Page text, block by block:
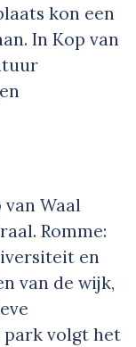
kon een
In Kop van
Waal
Romme:
en
van de wijk,
park volgt het